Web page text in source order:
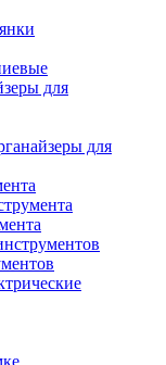
для
для